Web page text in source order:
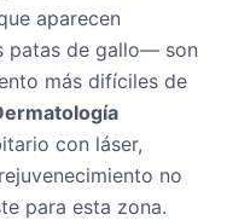
aparecen
patas de gallo— son
más difíciles de
con láser,
no
para esta zona.